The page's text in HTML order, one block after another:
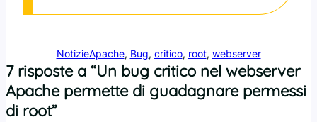
NotizieApache, Bug, critico, root, webserver
7 risposte a “Un bug critico nel webserver
Apache permette di guadagnare permessi
di root”